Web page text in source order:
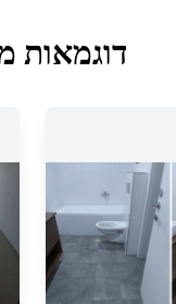
דוגמאות